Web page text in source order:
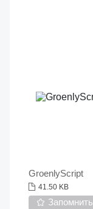
GroenlyScript
41.50 KB
Запомнить